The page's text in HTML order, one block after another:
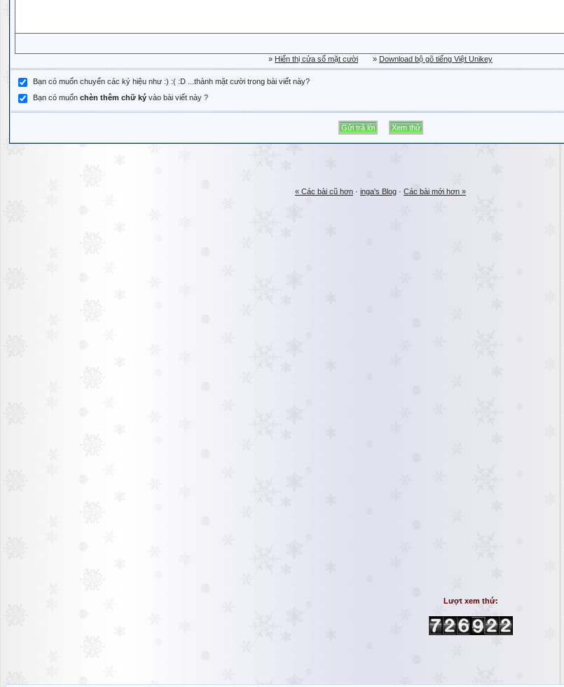
» Hiển thị cửa sổ mặt cười » Download bộ gõ tiếng Việt Unikey
Bạn có muốn chuyển các ký hiệu như :) :( :D ...thành mặt cười trong bài viết này?
Bạn có muốn chèn thêm chữ ký vào bài viết này ?
« Các bài cũ hơn · inga's Blog · Các bài mới hơn »
Lượt xem thứ: